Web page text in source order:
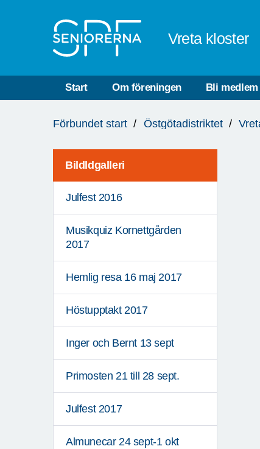
Vreta kloster
Start Om föreningen Bli medlem
är
Förbundet start Östgötadistriktet
Bildldgalleri
Julfest 2016
Musikquiz Kornettgården
2017
Hemlig resa 16 maj 2017
Höstupptakt 2017
Inger och Bernt 13 sept
Primosten 21 till 28 sept.
Julfest 2017
Almunecar 24 sept-1 okt